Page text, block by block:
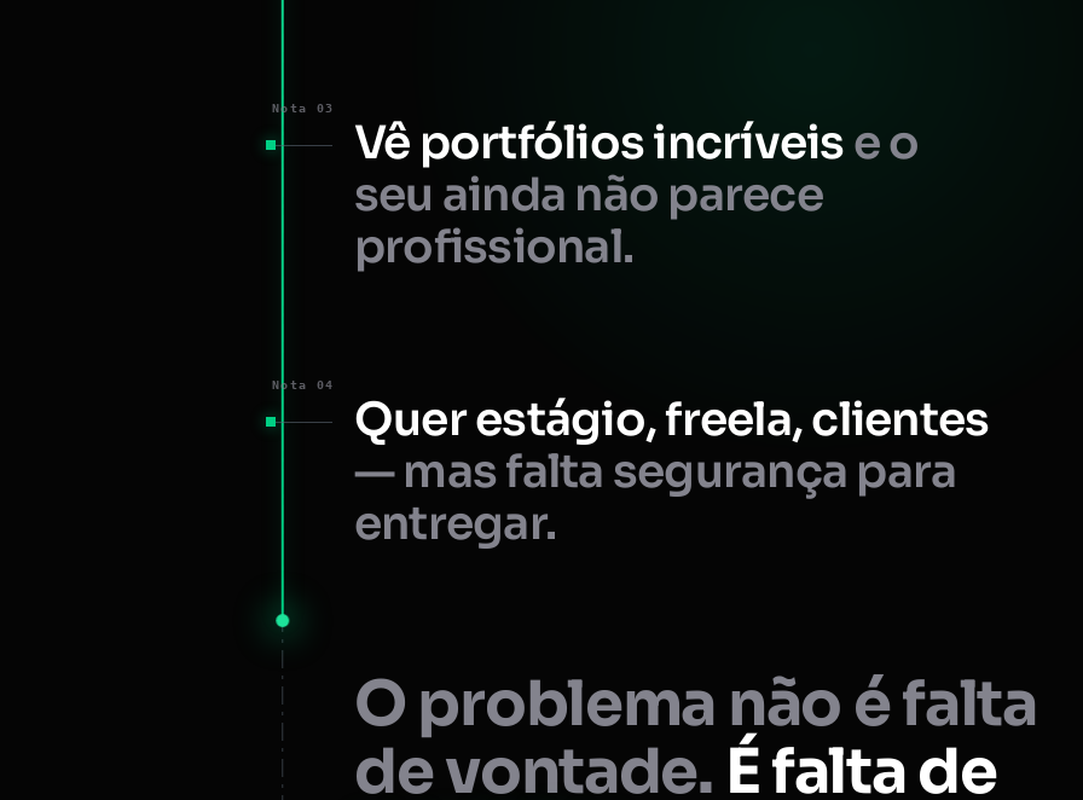
Nota 03
Vê portfólios incríveise o
seu ainda não parece
profissional.
Nota 04
Quer estágio, freela, clientes
— mas falta segurança para
entregar.
O problema não é falta
de vontade. É falta de